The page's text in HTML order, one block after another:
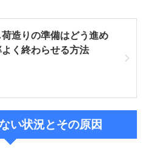
造りの準備はどう進め
く終わらせる方法
い状況とその原因